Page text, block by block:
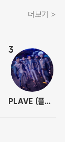
더보기 >
3
PLAVE (플레이브)